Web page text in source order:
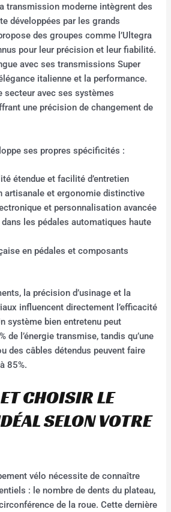
transmission moderne intègrent des
développées par les grands
des groupes comme l’Ultegra
pour leur précision et leur fiabilité.
avec ses transmissions Super
italienne et la performance.
secteur avec ses systèmes
une précision de changement de
ses propres spécificités :
étendue et facilité d’entretien
artisanale et ergonomie distinctive
et personnalisation avancée
les pédales automatiques haute
en pédales et composants
la précision d’usinage et la
influencent directement l’efficacité
système bien entretenu peut
de l’énergie transmise, tandis qu’une
des câbles détendus peuvent faire
85%.
CHOISIR LE
SELON VOTRE
vélo nécessite de connaître
: le nombre de dents du plateau,
de la roue. Cette dernière